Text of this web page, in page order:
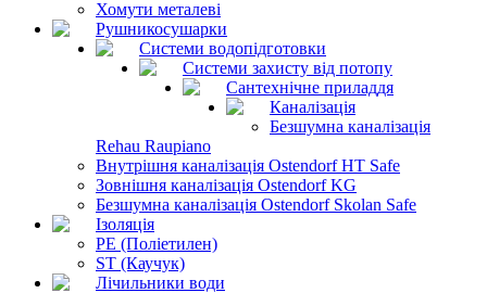
Хомути металеві
Рушникосушарки
Системи водопідготовки
Системи захисту від потопу
Сантехнічне приладдя
Каналізація
Безшумна каналізація
Rehau Raupiano
Внутрішня каналізація Ostendorf HT Safe
Зовнішня каналізація Ostendorf KG
Безшумна каналізація Ostendorf Skolan Safe
Ізоляція
PE (Поліетилен)
ST (Каучук)
Лічильники води